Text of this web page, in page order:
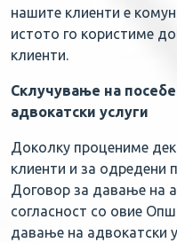
нашите клиенти е
истото го користиме
клиенти.
Склучување на
адвокатски услуги
Доколку процениме
клиенти и за одредени
Договор за давање на
согласност со овие
давање на адвокатски